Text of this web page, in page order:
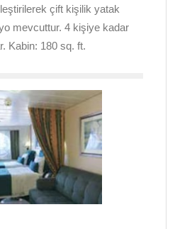
çift kişilik yatak
mevcuttur. 4 kişiye kadar
Kabin: 180 sq. ft.